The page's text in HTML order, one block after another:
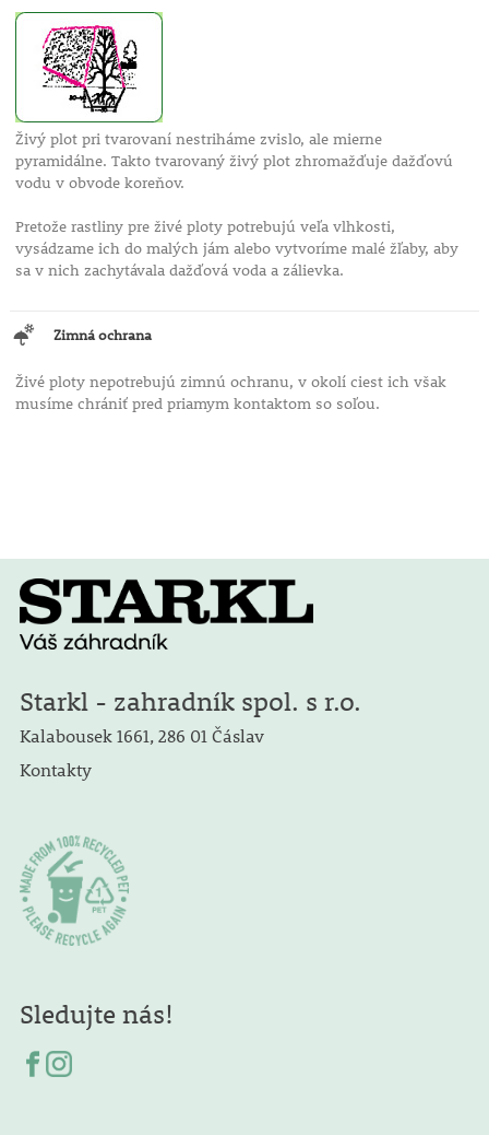
Živý plot pri tvarovaní nestriháme zvislo, ale mierne
pyramidálne. Takto tvarovaný živý plot zhromažďuje dažďovú
vodu v obvode koreňov.
Pretože rastliny pre živé ploty potrebujú veľa vlhkosti,
vysádzame ich do malých jám alebo vytvoríme malé žľaby, aby
sa v nich zachytávala dažďová voda a zálievka.
Zimná ochrana
Živé ploty nepotrebujú zimnú ochranu, v okolí ciest ich však
musíme chrániť pred priamym kontaktom so soľou.
Starkl - zahradník spol. s r.o.
Kalabousek 1661, 286 01 Čáslav
Kontakty
Sledujte nás!